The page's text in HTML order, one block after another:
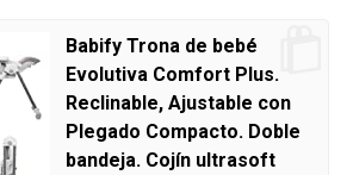
Babify Trona de bebé
Evolutiva Comfort Plus.
Reclinable, Ajustable con
Plegado Compacto. Doble
bandeja. Cojín ultrasoft